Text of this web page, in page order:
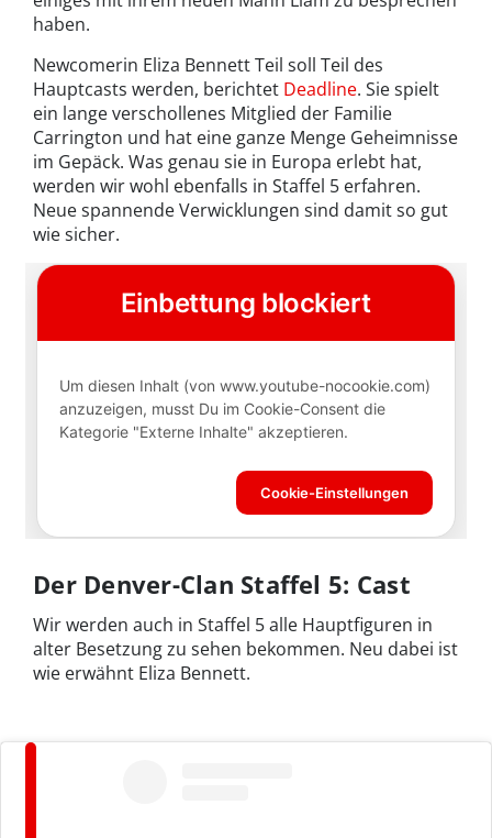
haben.
Newcomerin Eliza Bennett Teil soll Teil des
Hauptcasts werden, berichtet Deadline. Sie spielt
ein lange verschollenes Mitglied der Familie
Carrington und hat eine ganze Menge Geheimnisse
im Gepäck. Was genau sie in Europa erlebt hat,
werden wir wohl ebenfalls in Staffel 5 erfahren.
Neue spannende Verwicklungen sind damit so gut
wie sicher.
Der Denver-Clan Staffel 5: Cast
Wir werden auch in Staffel 5 alle Hauptfiguren in
alter Besetzung zu sehen bekommen. Neu dabei ist
wie erwähnt Eliza Bennett.